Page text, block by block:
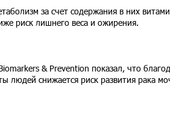
за счет содержания в них
риск лишнего веса и ожирения.
& Prevention показал, что
людей снижается риск развития рака